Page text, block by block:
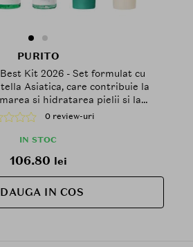
PURITO
Best Kit 2026 - Set formulat cu
Asiatica, care contribuie la
si hidratarea pielii si la
barierei naturale a pielii
0 review-uri
IN STOC
106.80 lei
IN COS